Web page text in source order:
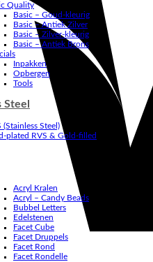
Quality
Basic – Goud-kleurig
Basic – Antiek Zilver
Basic – Zilver-kleurig
Basic – Antiek Brons
Inpakken
Opbergen
Tools
Steel
(Stainless Steel)
plated RVS & Gold-filled
Acryl Kralen
Acryl – Candy Beads
Bubbel Letters
Edelstenen
Facet Cube
Facet Druppels
Facet Rond
Facet Rondelle